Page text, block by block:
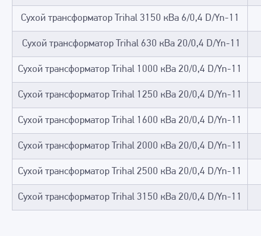
Сухой трансформатор Trihal 3150 кВа 6/0,4 D/Yn-11
Сухой трансформатор Trihal 630 кВа 20/0,4 D/Yn-11
Сухой трансформатор Trihal 1000 кВа 20/0,4 D/Yn-11
Сухой трансформатор Trihal 1250 кВа 20/0,4 D/Yn-11
Сухой трансформатор Trihal 1600 кВа 20/0,4 D/Yn-11
Сухой трансформатор Trihal 2000 кВа 20/0,4 D/Yn-11
Сухой трансформатор Trihal 2500 кВа 20/0,4 D/Yn-11
Сухой трансформатор Trihal 3150 кВа 20/0,4 D/Yn-11